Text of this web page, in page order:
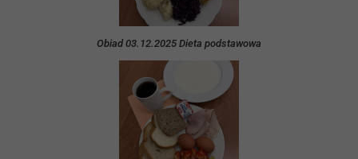
Obiad 03.12.2025 Dieta podstawowa